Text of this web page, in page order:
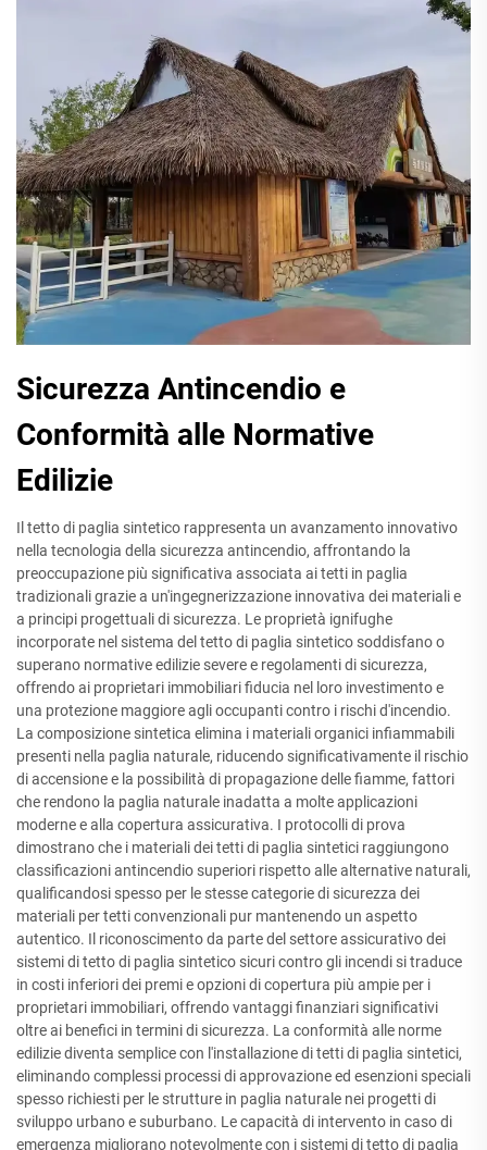
Sicurezza Antincendio e
Conformità alle Normative
Edilizie
Il tetto di paglia sintetico rappresenta un avanzamento innovativo
nella tecnologia della sicurezza antincendio, affrontando la
preoccupazione più significativa associata ai tetti in paglia
tradizionali grazie a un'ingegnerizzazione innovativa dei materiali e
a principi progettuali di sicurezza. Le proprietà ignifughe
incorporate nel sistema del tetto di paglia sintetico soddisfano o
superano normative edilizie severe e regolamenti di sicurezza,
offrendo ai proprietari immobiliari fiducia nel loro investimento e
una protezione maggiore agli occupanti contro i rischi d'incendio.
La composizione sintetica elimina i materiali organici infiammabili
presenti nella paglia naturale, riducendo significativamente il rischio
di accensione e la possibilità di propagazione delle fiamme, fattori
che rendono la paglia naturale inadatta a molte applicazioni
moderne e alla copertura assicurativa. I protocolli di prova
dimostrano che i materiali dei tetti di paglia sintetici raggiungono
classificazioni antincendio superiori rispetto alle alternative naturali,
qualificandosi spesso per le stesse categorie di sicurezza dei
materiali per tetti convenzionali pur mantenendo un aspetto
autentico. Il riconoscimento da parte del settore assicurativo dei
sistemi di tetto di paglia sintetico sicuri contro gli incendi si traduce
in costi inferiori dei premi e opzioni di copertura più ampie per i
proprietari immobiliari, offrendo vantaggi finanziari significativi
oltre ai benefici in termini di sicurezza. La conformità alle norme
edilizie diventa semplice con l'installazione di tetti di paglia sintetici,
eliminando complessi processi di approvazione ed esenzioni speciali
spesso richiesti per le strutture in paglia naturale nei progetti di
sviluppo urbano e suburbano. Le capacità di intervento in caso di
emergenza migliorano notevolmente con i sistemi di tetto di paglia